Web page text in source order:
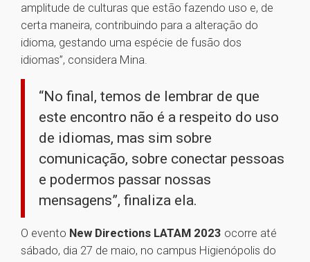
amplitude de culturas que estão fazendo uso e, de
certa maneira, contribuindo para a alteração do
idioma, gestando uma espécie de fusão dos
idiomas”, considera Mina.
“No final, temos de lembrar de que
este encontro não é a respeito do uso
de idiomas, mas sim sobre
comunicação, sobre conectar pessoas
e podermos passar nossas
mensagens”, finaliza ela.
O evento New Directions LATAM 2023 ocorre até
sábado, dia 27 de maio, no campus Higienópolis do